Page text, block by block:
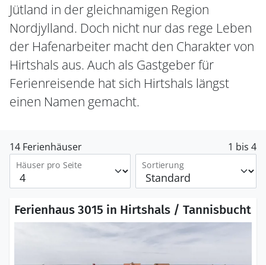
Jütland in der gleichnamigen Region
Nordjylland. Doch nicht nur das rege Leben
der Hafenarbeiter macht den Charakter von
Hirtshals aus. Auch als Gastgeber für
Ferienreisende hat sich Hirtshals längst
einen Namen gemacht.
14 Ferienhäuser 1 bis 4
Häuser pro Seite Sortierung
Ferienhaus 3015 in Hirtshals / Tannisbucht